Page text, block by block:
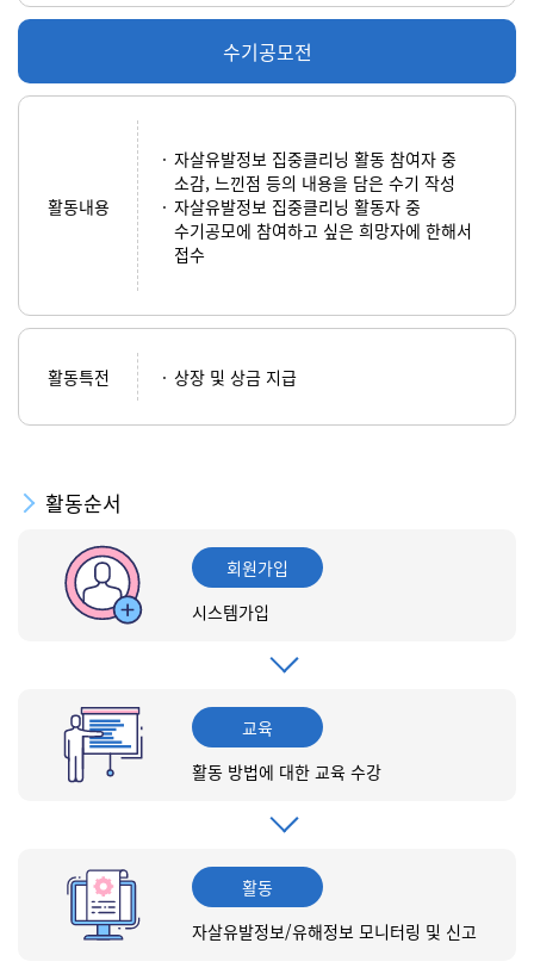
수기공모전
활동내용
자살유발정보 집중클리닝 활동 참여자 중
소감, 느낀점 등의 내용을 담은 수기 작성
자살유발정보 집중클리닝 활동자 중
수기공모에 참여하고 싶은 희망자에 한해서
접수
활동특전 상장 및 상금 지급
활동순서
회원가입
시스템가입
교육
활동 방법에 대한 교육 수강
활동
자살유발정보/유해정보 모니터링 및 신고